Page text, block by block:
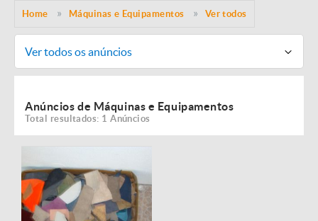
Home Máquinas e Equipamentos Ver todos
Ver todos os anúncios
Anúncios de Máquinas e Equipamentos
Total resultados: 1 Anúncios